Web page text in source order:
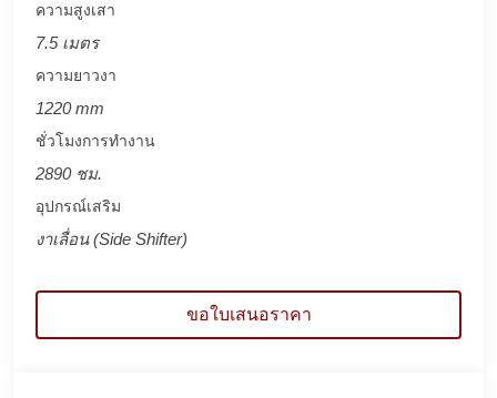
ความสูงเสา
7.5 เมตร
ความยาวงา
1220 mm
ชั่วโมงการทำงาน
2890 ชม.
อุปกรณ์เสริม
งาเลื่อน (Side Shifter)
ขอใบเสนอราคา